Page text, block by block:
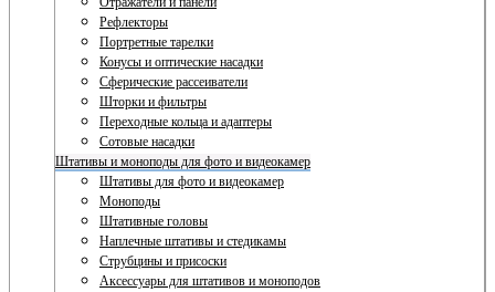
Рефлекторы
Портретные тарелки
Конусы и оптические насадки
Сферические рассеиватели
Шторки и фильтры
Переходные кольца и адаптеры
Сотовые насадки
Штативы и моноподы для фото и видеокамер
Штативы для фото и видеокамер
Моноподы
Штативные головы
Наплечные штативы и стедикамы
Струбцины и присоски
Аксессуары для штативов и моноподов